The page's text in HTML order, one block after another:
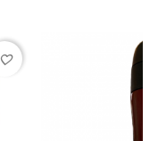
favorite_border